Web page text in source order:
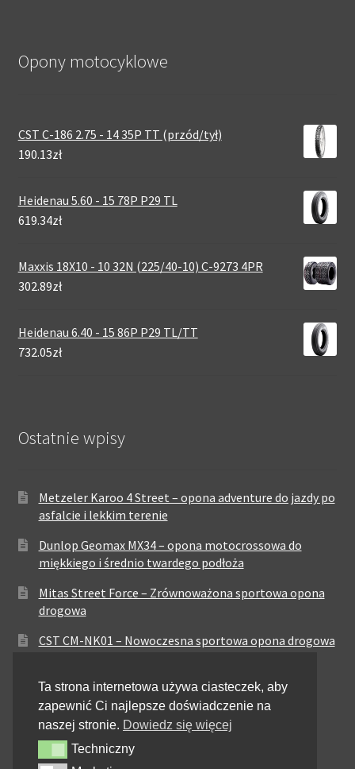
Opony motocyklowe
CST C-186 2.75 - 14 35P TT (przód/tył)
190.13zł
Heidenau 5.60 - 15 78P P29 TL
619.34zł
Maxxis 18X10 - 10 32N (225/40-10) C-9273 4PR
302.89zł
Heidenau 6.40 - 15 86P P29 TL/TT
732.05zł
Ostatnie wpisy
Metzeler Karoo 4 Street – opona adventure do jazdy po
asfalcie i lekkim terenie
Dunlop Geomax MX34 – opona motocrossowa do
miękkiego i średnio twardego podłoża
Mitas Street Force – Zrównoważona sportowa opona
drogowa
CST CM-NK01 – Nowoczesna sportowa opona drogowa
zrównoważonych osiągach
Pirelli City Demon – Niezawodność w codziennej
jeździe miejskiej
Metzeler Perfect ME77 – Klasyczna opona o
Ta strona internetowa używa ciasteczek, aby
zapewnić Ci najlepsze doświadczenie na
naszej stronie. Dowiedz się więcej
Techniczny
Techniczny